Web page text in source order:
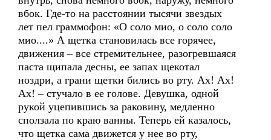
вбок. Где-то на расстоянии тысячи звездых
лет пел граммофон: «О соло мио, о соло соло
мио....» А щетка становилась все горячее,
движения – все стремительнее, разогревшаяся
паста щипала десны, ее запах щекотал
ноздри, а грани щетки бились во рту. Ах! Ах!
Ах! – стучало в ее голове. Девушка, одной
рукой уцепившись за раковину, медленно
сползала по краю ванны. Теперь ей казалось,
что щетка сама движется у нее во рту,